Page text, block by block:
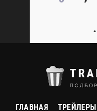
ГЛАВНАЯ ТРЕЙЛЕРЫ